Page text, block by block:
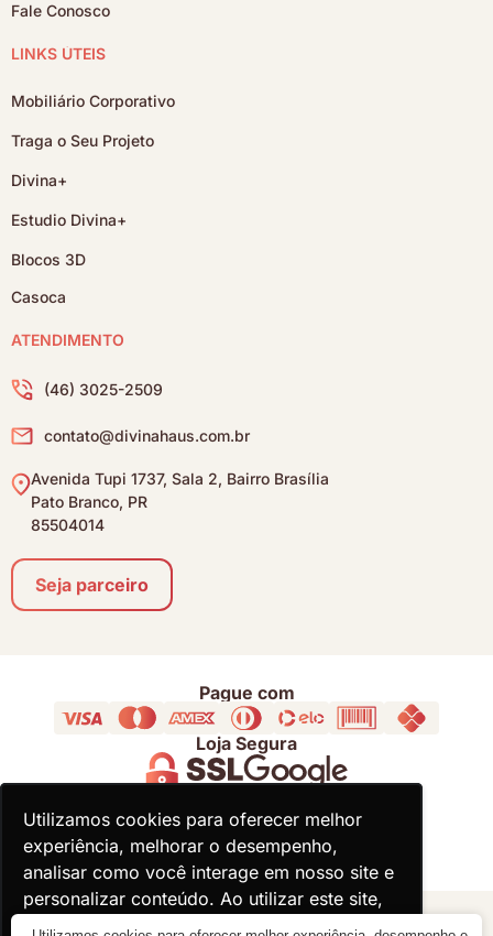
Utilizamos cookies para oferecer melhor
experiência, melhorar o desempenho,
analisar como você interage em nosso site e
personalizar conteúdo. Ao utilizar este site,
você concorda com o uso de cookies.
Utilizamos cookies para oferecer melhor
experiência, melhorar o desempenho,
analisar como você interage em nosso site e
personalizar conteúdo. Ao utilizar este site,
você concorda com o uso de cookies.
Fale Conosco
LINKS ÚTEIS
Mobiliário Corporativo
Traga o Seu Projeto
Divina+
Estudio Divina+
Blocos 3D
Casoca
ATENDIMENTO
(46) 3025-2509
contato@divinahaus.com.br
Avenida Tupi 1737, Sala 2, Bairro Brasília
Pato Branco, PR
85504014
Seja parceiro
Pague com
Loja Segura
Acompanhe
© 2000 - 2026 - Divina Haus - CNPJ: 18.930.821/0001-92